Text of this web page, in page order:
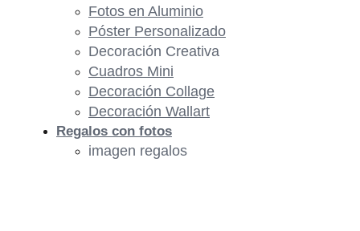
Fotos en Aluminio
Póster Personalizado
Decoración Creativa
Cuadros Mini
Decoración Collage
Decoración Wallart
Regalos con fotos
imagen regalos